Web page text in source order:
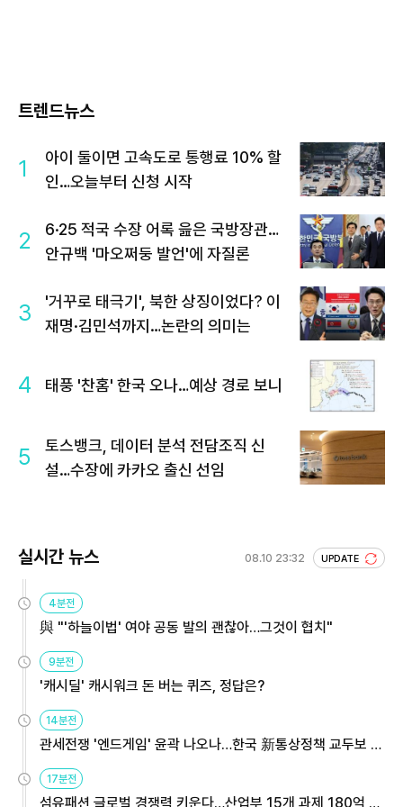
트렌드뉴스
1
아이 둘이면 고속도로 통행료 10% 할
인…오늘부터 신청 시작
2
6·25 적국 수장 어록 읊은 국방장관…
안규백 '마오쩌둥 발언'에 자질론
3
'거꾸로 태극기', 북한 상징이었다? 이
재명·김민석까지…논란의 의미는
4 태풍 '찬홈' 한국 오나…예상 경로 보니
5
토스뱅크, 데이터 분석 전담조직 신
설…수장에 카카오 출신 선임
실시간 뉴스 08.10 23:32 UPDATE
4분전
與 "'하늘이법' 여야 공동 발의 괜찮아…그것이 협치"
9분전
'캐시딜' 캐시워크 돈 버는 퀴즈, 정답은?
14분전
관세전쟁 '엔드게임' 윤곽 나오나…한국 新통상정책 교두보 활
용해야
17분전
섬유패션 글로벌 경쟁력 키운다…산업부 15개 과제 180억 지